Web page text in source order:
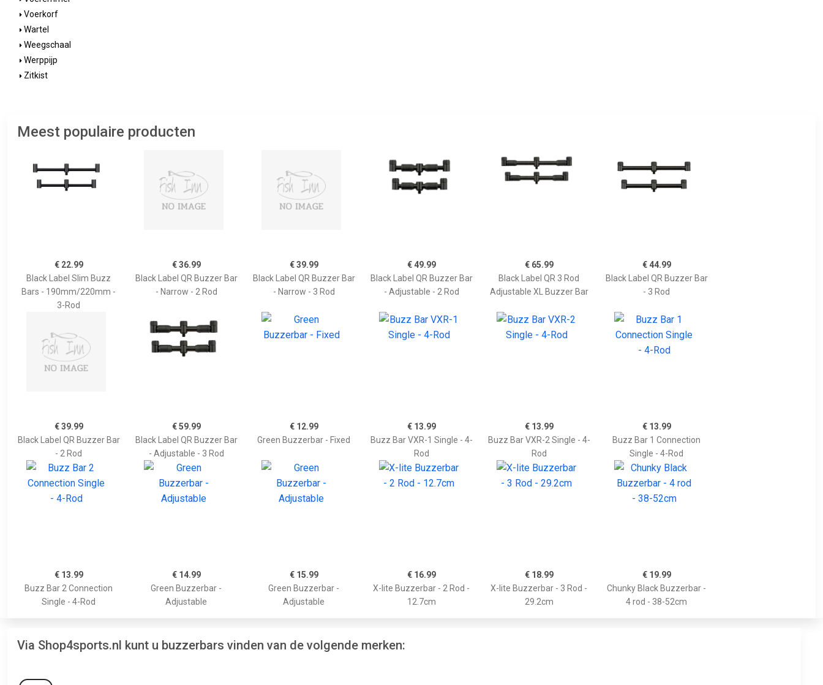
Voerkorf
Wartel
Weegschaal
Werppijp
Zitkist
Meest populaire producten
€ 22.99
Black Label Slim Buzz
Bars - 190mm/220mm -
3-Rod
€ 36.99
Black Label QR Buzzer Bar
- Narrow - 2 Rod
€ 39.99
Black Label QR Buzzer Bar
- Narrow - 3 Rod
€ 49.99
Black Label QR Buzzer Bar
- Adjustable - 2 Rod
€ 65.99
Black Label QR 3 Rod
Adjustable XL Buzzer Bar
€ 44.99
Black Label QR Buzzer Bar
- 3 Rod
€ 39.99
Black Label QR Buzzer Bar
- 2 Rod
€ 59.99
Black Label QR Buzzer Bar
- Adjustable - 3 Rod
€ 12.99
Green Buzzerbar - Fixed
€ 13.99
Buzz Bar VXR-1 Single - 4-
Rod
€ 13.99
Buzz Bar VXR-2 Single - 4-
Rod
€ 13.99
Buzz Bar 1 Connection
Single - 4-Rod
€ 13.99
Buzz Bar 2 Connection
Single - 4-Rod
€ 14.99
Green Buzzerbar -
Adjustable
€ 15.99
Green Buzzerbar -
Adjustable
€ 16.99
X-lite Buzzerbar - 2 Rod -
12.7cm
€ 18.99
X-lite Buzzerbar - 3 Rod -
29.2cm
€ 19.99
Chunky Black Buzzerbar -
4 rod - 38-52cm
Via Shop4sports.nl kunt u buzzerbars vinden van de volgende merken: